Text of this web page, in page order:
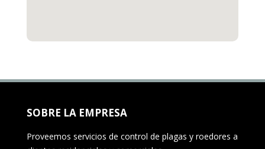
SOBRE LA EMPRESA
Proveemos servicios de control de plagas y roedores a